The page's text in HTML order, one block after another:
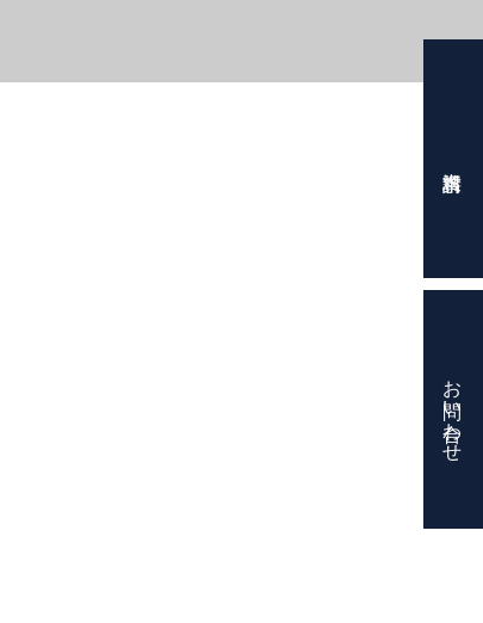
お問い合わせ